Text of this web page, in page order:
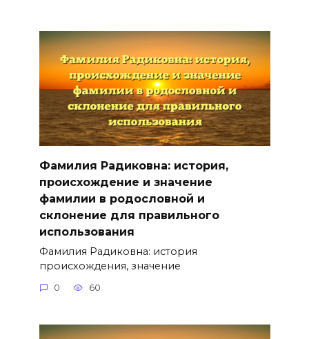
Фамилия Радиковна: история,
происхождение и значение
фамилии в родословной и
склонение для правильного
использования
Фамилия Радиковна: история
происхождения, значение
0 60